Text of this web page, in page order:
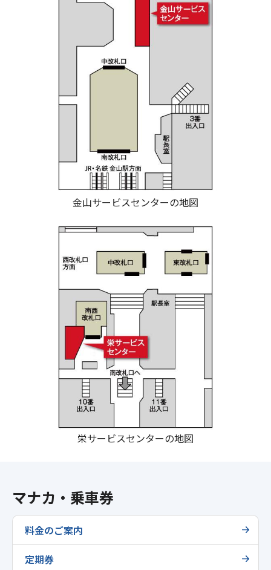
金山サービスセンターの地図
栄サービスセンターの地図
マナカ・乗車券
料金のご案内
定期券